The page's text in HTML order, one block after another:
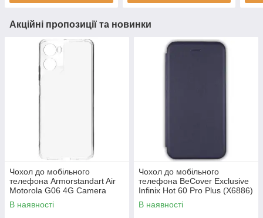
Акційні пропозиції та новинки
Чохол до мобільного
телефона Armorstandart Air
Motorola G06 4G Camera
cover Clear (ARM89057)
В наявності
Чохол до мобільного
телефона BeCover Exclusive
Infinix Hot 60 Pro Plus (X6886)
Deep Blue (714717)
В наявності